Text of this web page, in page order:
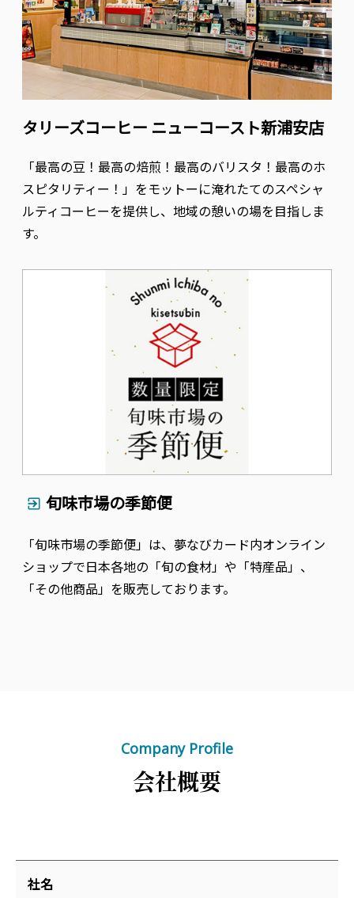
タリーズコーヒー ニューコースト新浦安店
「最高の豆！最高の焙煎！最高のバリスタ！最高のホ
スピタリティー！」をモットーに淹れたてのスペシャ
ルティコーヒーを提供し、地域の憩いの場を目指しま
す。
旬味市場の季節便
「旬味市場の季節便」は、夢なびカード内オンライン
ショップで日本各地の「旬の食材」や「特産品」、
「その他商品」を販売しております。
Company Profile
会社概要
社名